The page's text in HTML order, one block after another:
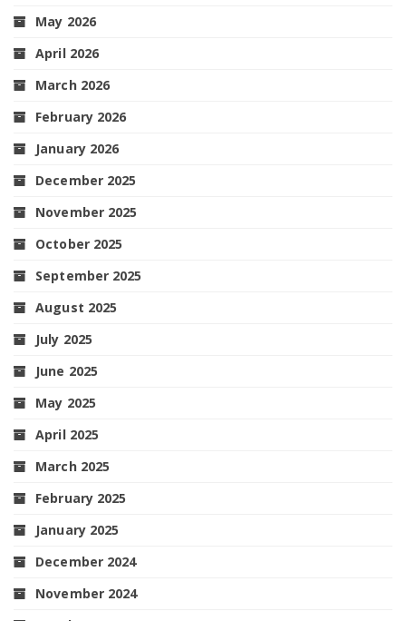
May 2026
April 2026
March 2026
February 2026
January 2026
December 2025
November 2025
October 2025
September 2025
August 2025
July 2025
June 2025
May 2025
April 2025
March 2025
February 2025
January 2025
December 2024
November 2024